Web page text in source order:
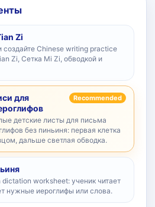
Zi
создайте Chinese writing practice
Zi, Сетка Mi Zi, обводкой и
для
Recommended
детские листы для письма
без пиньиня: первая клетка
дальше светлая обводка.
worksheet: ученик читает
нужные иероглифы или слова.